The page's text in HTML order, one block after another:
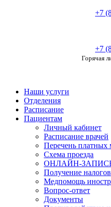
+7
+7
Горячая
Наши услуги
Отделения
Расписание
Пациентам
Личный кабинет
Расписание врачей
Перечень платных
Схема проезда
ОНЛАЙН-
Получение
Медпомощь
Вопрос-ответ
Документы